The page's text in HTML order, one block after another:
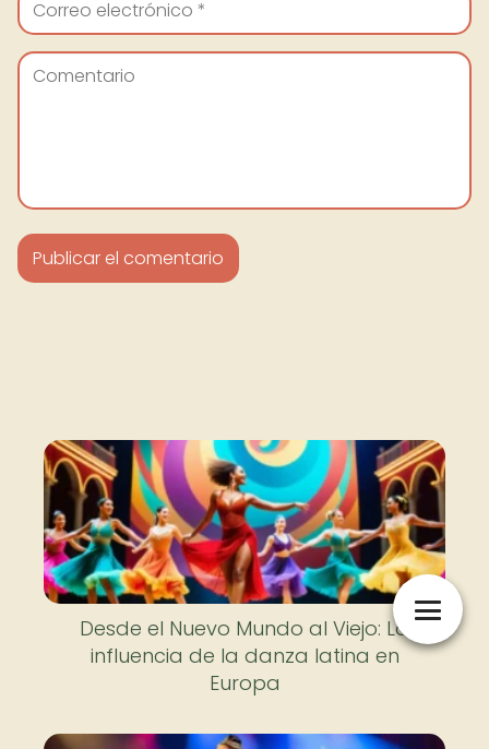
Nuevo
Desde el Nuevo Mundo al Viejo: La
influencia de la danza latina en
Europa